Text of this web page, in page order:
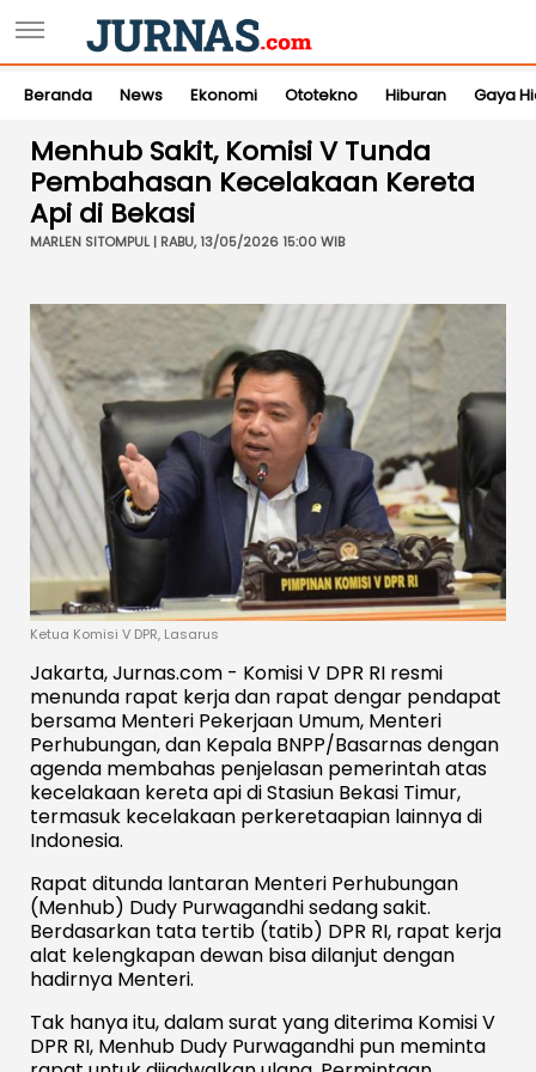
Beranda News Ekonomi Ototekno Hiburan Gaya
Menhub Sakit, Komisi V Tunda
Pembahasan Kecelakaan Kereta
Api di Bekasi
MARLEN SITOMPUL | RABU, 13/05/2026 15:00 WIB
Ketua Komisi V DPR, Lasarus
Jakarta, Jurnas.com - Komisi V DPR RI resmi
menunda rapat kerja dan rapat dengar pendapat
bersama Menteri Pekerjaan Umum, Menteri
Perhubungan, dan Kepala BNPP/Basarnas dengan
agenda membahas penjelasan pemerintah atas
kecelakaan kereta api di Stasiun Bekasi Timur,
termasuk kecelakaan perkeretaapian lainnya di
Indonesia.
Rapat ditunda lantaran Menteri Perhubungan
(Menhub) Dudy Purwagandhi sedang sakit.
Berdasarkan tata tertib (tatib) DPR RI, rapat kerja
alat kelengkapan dewan bisa dilanjut dengan
hadirnya Menteri.
Tak hanya itu, dalam surat yang diterima Komisi V
DPR RI, Menhub Dudy Purwagandhi pun meminta